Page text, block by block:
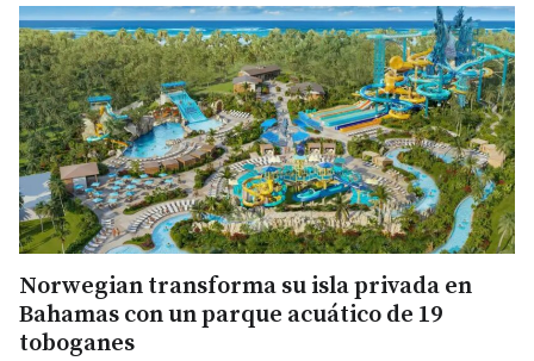
Norwegian transforma su isla privada en
Bahamas con un parque acuático de 19
toboganes